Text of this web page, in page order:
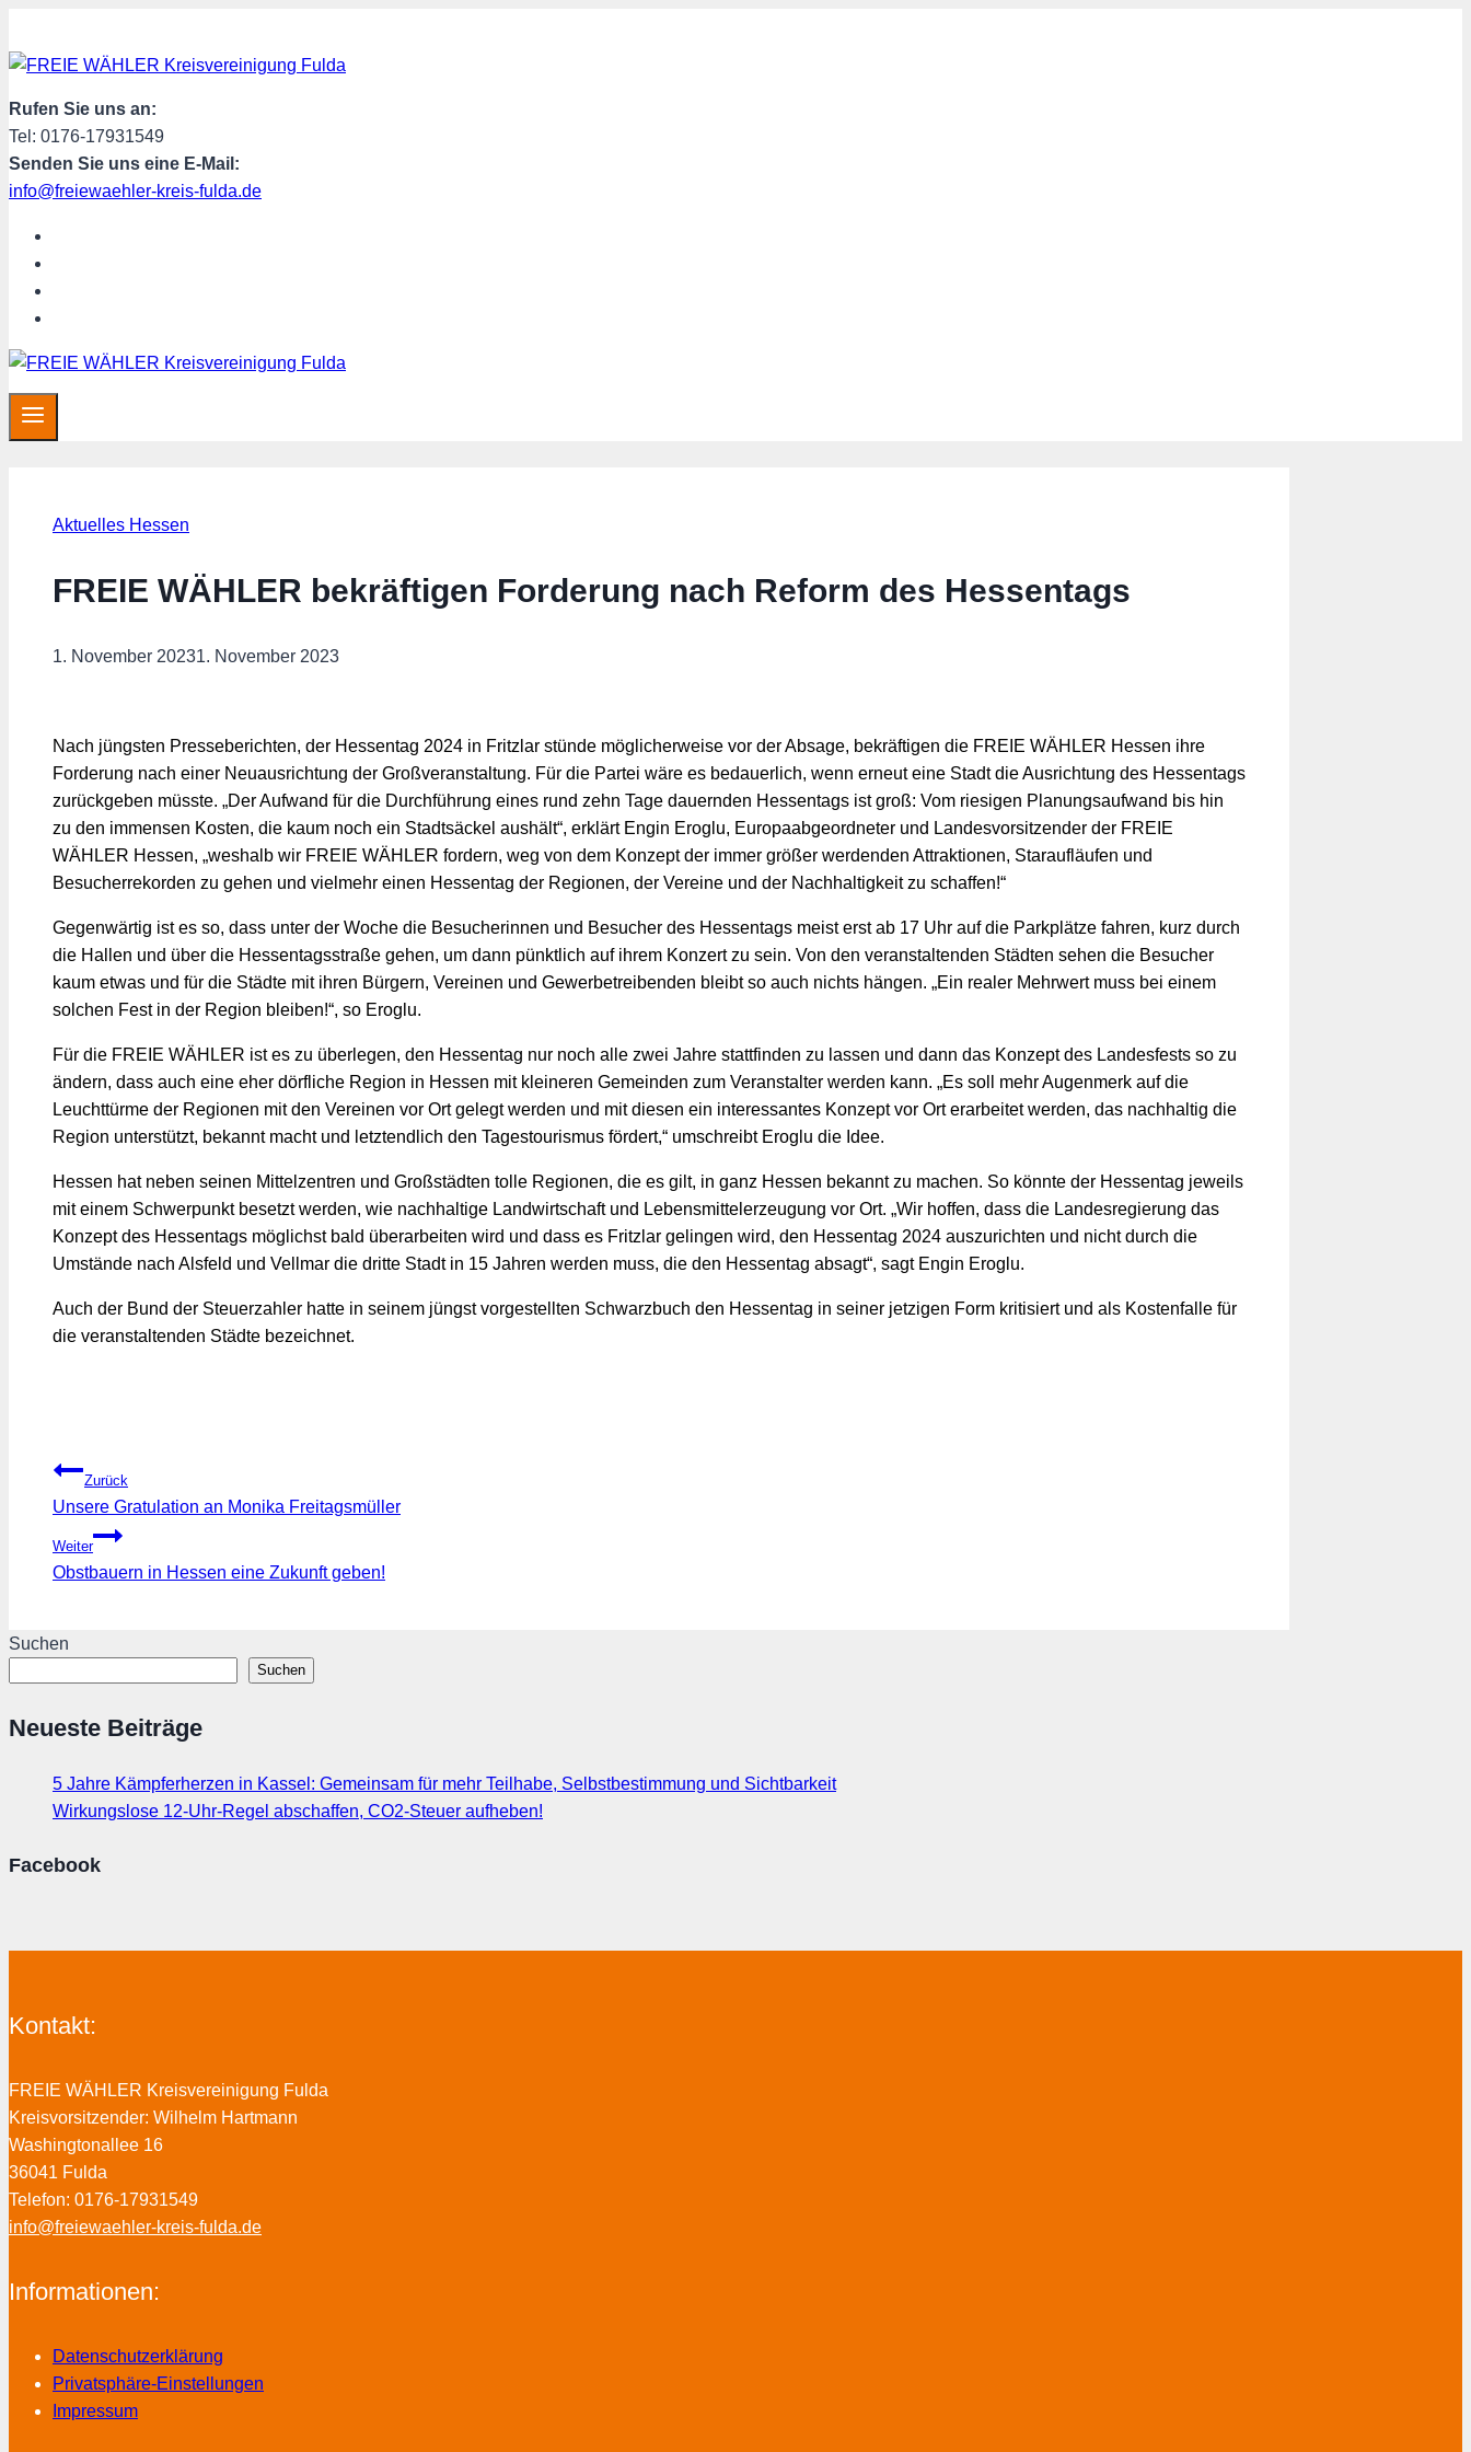
Inhalt
springen
Rufen Sie uns an:
Tel: 0176-17931549
Senden Sie uns eine E-Mail:
info@freiewaehler-kreis-fulda.de
Aktuelles Hessen
FREIE WÄHLER bekräftigen Forderung nach Reform des Hessentags
1. November 20231. November 2023
Nach jüngsten Presseberichten, der Hessentag 2024 in Fritzlar stünde möglicherweise vor der Absage, bekräftigen die FREIE WÄHLER Hessen ihre
Forderung nach einer Neuausrichtung der Großveranstaltung. Für die Partei wäre es bedauerlich, wenn erneut eine Stadt die Ausrichtung des Hessentags
zurückgeben müsste. „Der Aufwand für die Durchführung eines rund zehn Tage dauernden Hessentags ist groß: Vom riesigen Planungsaufwand bis hin
zu den immensen Kosten, die kaum noch ein Stadtsäckel aushält“, erklärt Engin Eroglu, Europaabgeordneter und Landesvorsitzender der FREIE
WÄHLER Hessen, „weshalb wir FREIE WÄHLER fordern, weg von dem Konzept der immer größer werdenden Attraktionen, Staraufläufen und
Besucherrekorden zu gehen und vielmehr einen Hessentag der Regionen, der Vereine und der Nachhaltigkeit zu schaffen!“
Gegenwärtig ist es so, dass unter der Woche die Besucherinnen und Besucher des Hessentags meist erst ab 17 Uhr auf die Parkplätze fahren, kurz durch
die Hallen und über die Hessentagsstraße gehen, um dann pünktlich auf ihrem Konzert zu sein. Von den veranstaltenden Städten sehen die Besucher
kaum etwas und für die Städte mit ihren Bürgern, Vereinen und Gewerbetreibenden bleibt so auch nichts hängen. „Ein realer Mehrwert muss bei einem
solchen Fest in der Region bleiben!“, so Eroglu.
Für die FREIE WÄHLER ist es zu überlegen, den Hessentag nur noch alle zwei Jahre stattfinden zu lassen und dann das Konzept des Landesfests so zu
ändern, dass auch eine eher dörfliche Region in Hessen mit kleineren Gemeinden zum Veranstalter werden kann. „Es soll mehr Augenmerk auf die
Leuchttürme der Regionen mit den Vereinen vor Ort gelegt werden und mit diesen ein interessantes Konzept vor Ort erarbeitet werden, das nachhaltig die
Region unterstützt, bekannt macht und letztendlich den Tagestourismus fördert,“ umschreibt Eroglu die Idee.
Hessen hat neben seinen Mittelzentren und Großstädten tolle Regionen, die es gilt, in ganz Hessen bekannt zu machen. So könnte der Hessentag jeweils
mit einem Schwerpunkt besetzt werden, wie nachhaltige Landwirtschaft und Lebensmittelerzeugung vor Ort. „Wir hoffen, dass die Landesregierung das
Konzept des Hessentags möglichst bald überarbeiten wird und dass es Fritzlar gelingen wird, den Hessentag 2024 auszurichten und nicht durch die
Umstände nach Alsfeld und Vellmar die dritte Stadt in 15 Jahren werden muss, die den Hessentag absagt“, sagt Engin Eroglu.
Auch der Bund der Steuerzahler hatte in seinem jüngst vorgestellten Schwarzbuch den Hessentag in seiner jetzigen Form kritisiert und als Kostenfalle für
die veranstaltenden Städte bezeichnet.
Beitragsnavigation
Zurück
Unsere Gratulation an Monika Freitagsmüller
Weiter
Obstbauern in Hessen eine Zukunft geben!
Suchen
Suchen
Neueste Beiträge
5 Jahre Kämpferherzen in Kassel: Gemeinsam für mehr Teilhabe, Selbstbestimmung und Sichtbarkeit
Wirkungslose 12-Uhr-Regel abschaffen, CO2-Steuer aufheben!
Facebook
Kontakt:
FREIE WÄHLER Kreisvereinigung Fulda
Kreisvorsitzender: Wilhelm Hartmann
Washingtonallee 16
36041 Fulda
Telefon: 0176-17931549
info@freiewaehler-kreis-fulda.de
Informationen:
Datenschutzerklärung
Privatsphäre-Einstellungen
Impressum